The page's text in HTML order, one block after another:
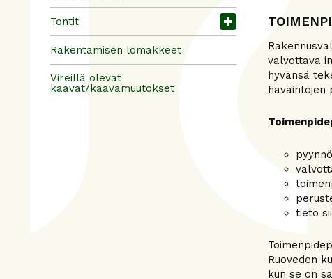
Tontit
Rakentamisen lomakkeet
Vireillä olevat
kaavat/kaavamuutokset
valvottava
hyvänsä
havaintojen
tieto
Ruoveden
kun se on